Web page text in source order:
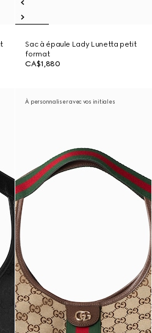
Sac à épaule Lady Lunetta petit
format
CA$1,880
À personnaliser avec vos initiales